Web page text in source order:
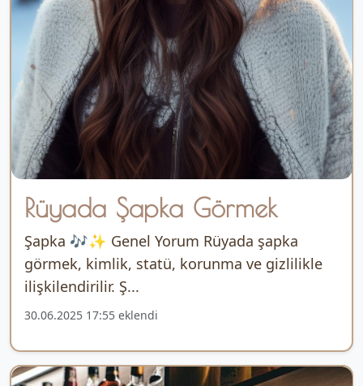
Rüyada Şapka Görmek
Şapka 🎶✨ Genel Yorum Rüyada şapka
görmek, kimlik, statü, korunma ve gizlilikle
ilişkilendirilir. Ş...
30.06.2025 17:55 eklendi